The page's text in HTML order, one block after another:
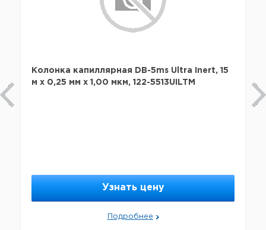
Колонка капиллярная DB-5ms Ultra Inert, 15
м x 0,25 мм х 1,00 мкм, 122-5513UILTM
Узнать цену
Подробнее